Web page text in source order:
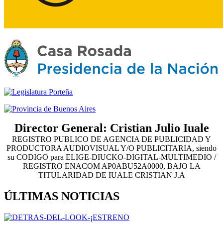
Director General: Cristian Julio Iuale
REGISTRO PUBLICO DE AGENCIA DE PUBLICIDAD Y
PRODUCTORA AUDIOVISUAL Y/O PUBLICITARIA, siendo
su CODIGO para ELIGE-DIUCKO-DIGITAL-MULTIMEDIO /
REGISTRO ENACOM AP0ABU52A0000, BAJO LA
TITULARIDAD DE IUALE CRISTIAN J.A
ÚLTIMAS NOTICIAS